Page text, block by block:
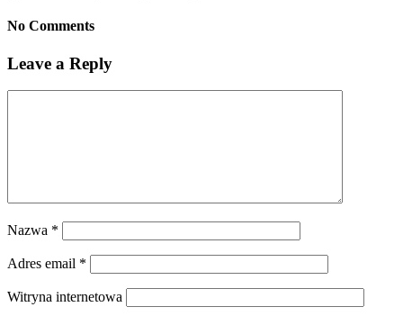
No Comments
Leave a Reply
Nazwa *
Adres email *
Witryna internetowa